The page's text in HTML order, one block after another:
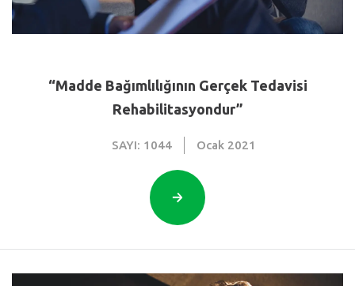
“Madde Bağımlılığının Gerçek Tedavisi
Rehabilitasyondur”
SAYI: 1044 Ocak 2021